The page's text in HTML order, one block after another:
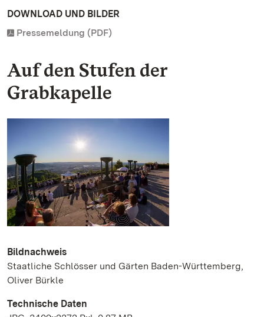
DOWNLOAD UND BILDER
Pressemeldung (PDF)
Auf den Stufen der
Grabkapelle
Bildnachweis
Staatliche Schlösser und Gärten Baden-Württemberg,
Oliver Bürkle
Technische Daten